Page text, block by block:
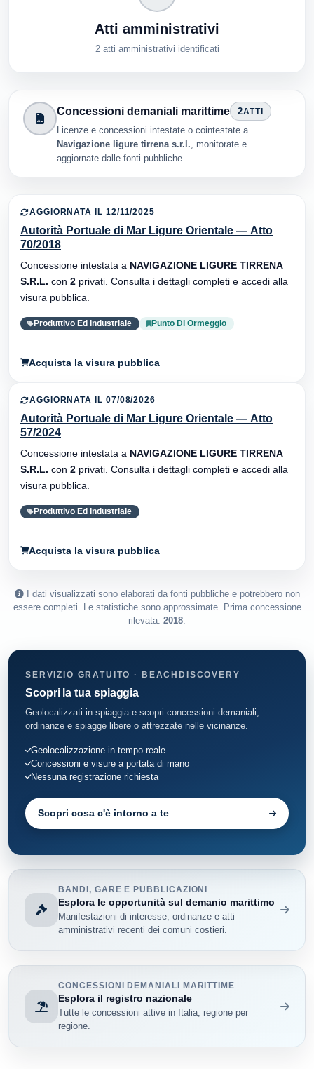
Atti amministrativi
2 atti amministrativi identificati
Concessioni demaniali marittime 2ATTI
Licenze e concessioni intestate o cointestate a
Navigazione ligure tirrena s.r.l., monitorate e
aggiornate dalle fonti pubbliche.
AGGIORNATA IL 12/11/2025
Autorità Portuale di Mar Ligure Orientale — Atto
70/2018
Concessione intestata a NAVIGAZIONE LIGURE TIRRENA
S.R.L. con 2 privati. Consulta i dettagli completi e accedi alla
visura pubblica.
Produttivo Ed Industriale Punto Di Ormeggio
Acquista la visura pubblica
AGGIORNATA IL 07/08/2026
Autorità Portuale di Mar Ligure Orientale — Atto
57/2024
Concessione intestata a NAVIGAZIONE LIGURE TIRRENA
S.R.L. con 2 privati. Consulta i dettagli completi e accedi alla
visura pubblica.
Produttivo Ed Industriale
Acquista la visura pubblica
I dati visualizzati sono elaborati da fonti pubbliche e potrebbero non
essere completi. Le statistiche sono approssimate. Prima concessione
rilevata: 2018.
SERVIZIO GRATUITO · BEACHDISCOVERY
Scopri la tua spiaggia
Geolocalizzati in spiaggia e scopri concessioni demaniali,
ordinanze e spiagge libere o attrezzate nelle vicinanze.
Geolocalizzazione in tempo reale
Concessioni e visure a portata di mano
Nessuna registrazione richiesta
Scopri cosa c'è intorno a te
BANDI, GARE E PUBBLICAZIONI
Esplora le opportunità sul demanio marittimo
Manifestazioni di interesse, ordinanze e atti
amministrativi recenti dei comuni costieri.
CONCESSIONI DEMANIALI MARITTIME
Esplora il registro nazionale
Tutte le concessioni attive in Italia, regione per
regione.